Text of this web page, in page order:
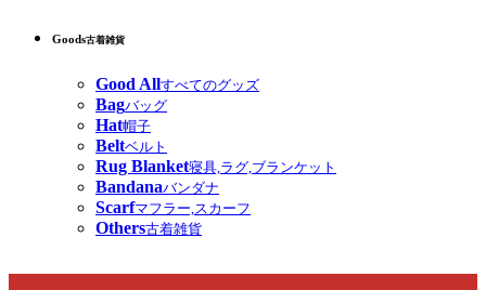
Goods古着雑貨
Good Allすべてのグッズ
Bagバッグ
Hat帽子
Beltベルト
Rug Blanket寝具,ラグ,ブランケット
Bandanaバンダナ
Scarfマフラー,スカーフ
Others古着雑貨